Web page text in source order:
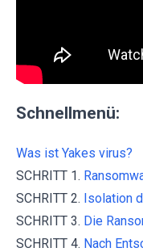
Schnellmenü:
Was ist Yakes virus?
SCHRITT 1.
SCHRITT 2. Isolation
SCHRITT 3. Die
SCHRITT 4. Nach